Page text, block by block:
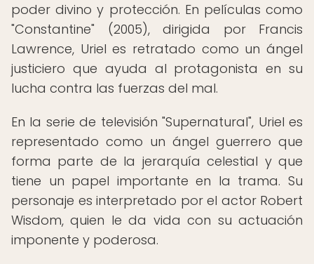
poder divino y protección. En películas como
"Constantine" (2005), dirigida por Francis
Lawrence, Uriel es retratado como un ángel
justiciero que ayuda al protagonista en su
lucha contra las fuerzas del mal.
En la serie de televisión "Supernatural", Uriel es
representado como un ángel guerrero que
forma parte de la jerarquía celestial y que
tiene un papel importante en la trama. Su
personaje es interpretado por el actor Robert
Wisdom, quien le da vida con su actuación
imponente y poderosa.